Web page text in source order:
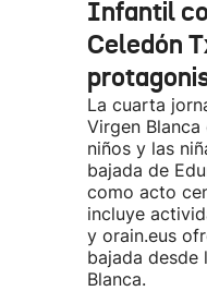
Infantil
Celedón
La cuarta
Virgen
niños y las
bajada de
como acto
incluye
y orain.eus
bajada desde
Blanca.